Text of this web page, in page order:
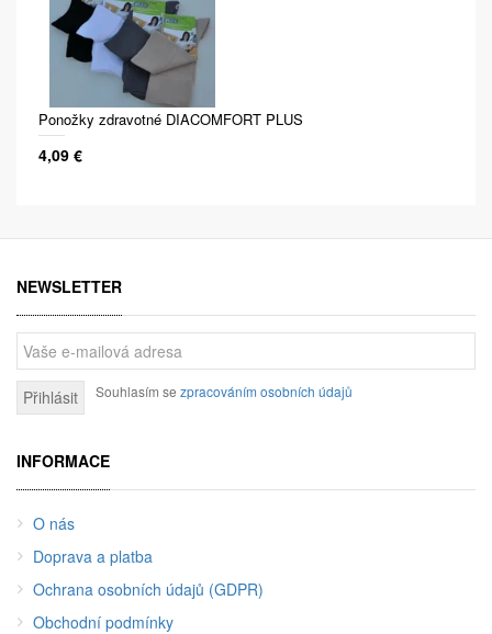
Ponožky zdravotné DIACOMFORT PLUS
4,09 €
NEWSLETTER
Přihlásit Souhlasím se zpracováním osobních údajů
INFORMACE
O nás
Doprava a platba
Ochrana osobních údajů (GDPR)
Obchodní podmínky